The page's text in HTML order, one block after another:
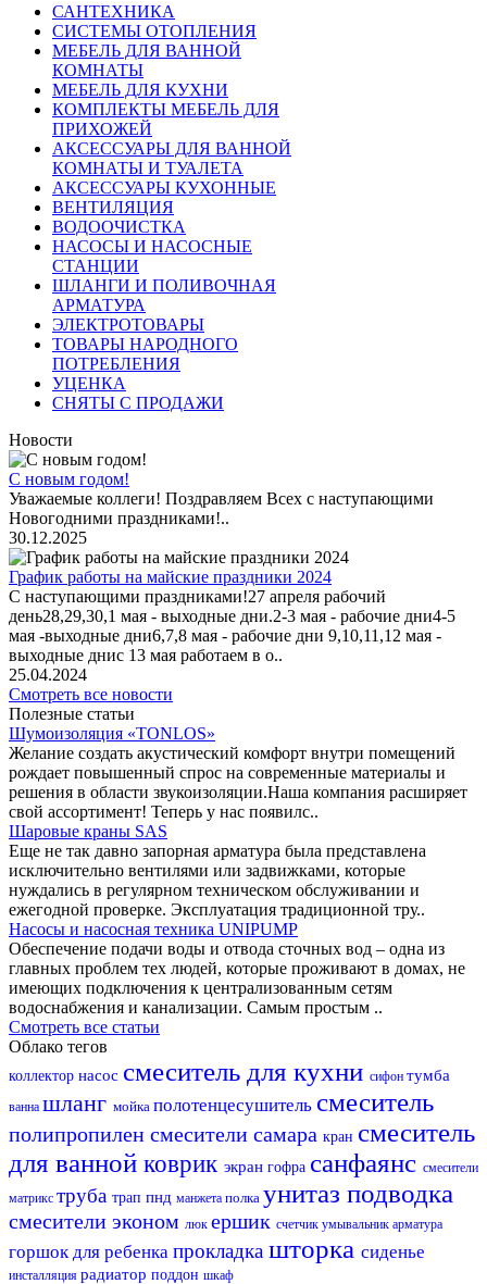
САНТЕХНИКА
СИСТЕМЫ ОТОПЛЕНИЯ
МЕБЕЛЬ ДЛЯ ВАННОЙ
КОМНАТЫ
МЕБЕЛЬ ДЛЯ КУХНИ
КОМПЛЕКТЫ МЕБЕЛЬ ДЛЯ
ПРИХОЖЕЙ
АКСЕССУАРЫ ДЛЯ ВАННОЙ
КОМНАТЫ И ТУАЛЕТА
АКСЕССУАРЫ КУХОННЫЕ
ВЕНТИЛЯЦИЯ
ВОДООЧИСТКА
НАСОСЫ И НАСОСНЫЕ
СТАНЦИИ
ШЛАНГИ И ПОЛИВОЧНАЯ
АРМАТУРА
ЭЛЕКТРОТОВАРЫ
ТОВАРЫ НАРОДНОГО
ПОТРЕБЛЕНИЯ
УЦЕНКА
СНЯТЫ С ПРОДАЖИ
Новости
С новым годом!
Уважаемые коллеги! Поздравляем Всех с наступающими
Новогодними праздниками!..
30.12.2025
График работы на майские праздники 2024
С наступающими праздниками!27 апреля рабочий
день28,29,30,1 мая - выходные дни.2-3 мая - рабочие дни4-5
мая -выходные дни6,7,8 мая - рабочие дни 9,10,11,12 мая -
выходные днис 13 мая работаем в о..
25.04.2024
Смотреть все новости
Полезные статьи
Шумоизоляция «TONLOS»
Желание создать акустический комфорт внутри помещений
рождает повышенный спрос на современные материалы и
решения в области звукоизоляции.Наша компания расширяет
свой ассортимент! Теперь у нас появилс..
Шаровые краны SAS
Еще не так давно запорная арматура была представлена
исключительно вентилями или задвижками, которые
нуждались в регулярном техническом обслуживании и
ежегодной проверке. Эксплуатация традиционной тру..
Насосы и насосная техника UNIPUMP
Обеспечение подачи воды и отвода сточных вод – одна из
главных проблем тех людей, которые проживают в домах, не
имеющих подключения к централизованным сетям
водоснабжения и канализации. Самым простым ..
Смотреть все статьи
Облако тегов
коллектор насос смеситель для кухни сифон тумба
ванна шланг мойка полотенцесушитель смеситель
полипропилен смесители самара кран смеситель
для ванной коврик экран гофра санфаянс смесители
матрикс труба трап пнд манжета полка унитаз подводка
смесители эконом люк ершик счетчик умывальник арматура
горшок для ребенка прокладка шторка сиденье
инсталляция радиатор поддон шкаф